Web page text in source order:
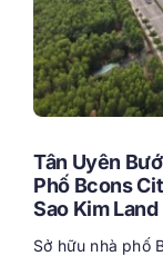
Tân Uyên
Phố Bcons
Sao Kim Land
Sở hữu nhà phố